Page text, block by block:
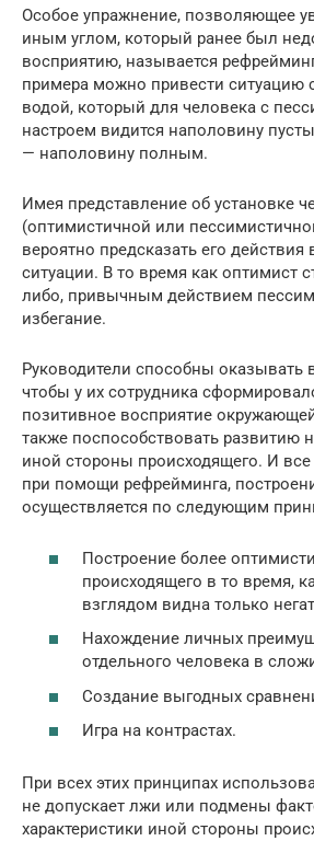
Особое упражнение, позволяющее
иным углом, который ранее был
восприятию, называется
примера можно привести ситуацию
водой, который для человека с
настроем видится наполовину
— наполовину полным.
Имея представление об установке
(оптимистичной или
вероятно предсказать его
ситуации. В то время как оптимист
либо, привычным действием
избегание.
Руководители способны оказывать
чтобы у их сотрудника
позитивное восприятие
также поспособствовать развитию
иной стороны происходящего. И все
при помощи рефрейминга,
осуществляется по следующим
Построение более
происходящего в то время,
взглядом видна только
Нахождение личных
отдельного человека в
Создание выгодных
Игра на контрастах.
При всех этих принципах
не допускает лжи или подмены
характеристики иной стороны